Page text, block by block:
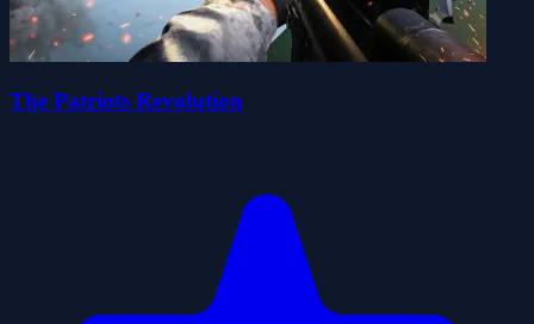
The Patriots Revolution